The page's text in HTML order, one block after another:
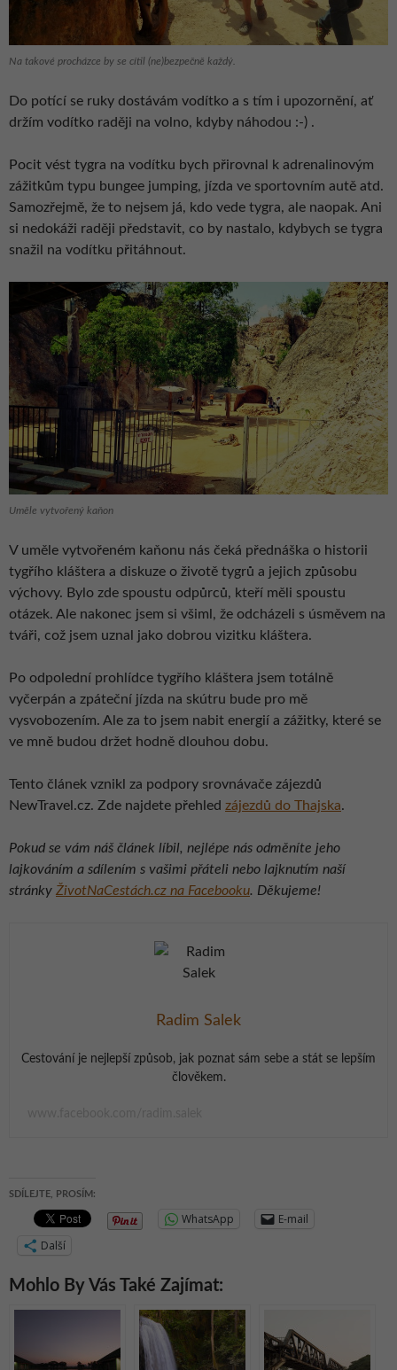
Na takové procházce by se cítil (ne)bezpečně každý.
Do potící se ruky dostávám vodítko a s tím i upozornění, ať
držím vodítko raději na volno, kdyby náhodou :-) .
Pocit vést tygra na vodítku bych přirovnal k adrenalinovým
zážitkům typu bungee jumping, jízda ve sportovním autě atd.
Samozřejmě, že to nejsem já, kdo vede tygra, ale naopak. Ani
si nedokáži raději představit, co by nastalo, kdybych se tygra
snažil na vodítku přitáhnout.
Uměle vytvořený kaňon
V uměle vytvořeném kaňonu nás čeká přednáška o historii
tygřího kláštera a diskuze o životě tygrů a jejich způsobu
výchovy. Bylo zde spoustu odpůrců, kteří měli spoustu
otázek. Ale nakonec jsem si všiml, že odcházeli s úsměvem na
tváři, což jsem uznal jako dobrou vizitku kláštera.
Po odpolední prohlídce tygřího kláštera jsem totálně
vyčerpán a zpáteční jízda na skútru bude pro mě
vysvobozením. Ale za to jsem nabit energií a zážitky, které se
ve mně budou držet hodně dlouhou dobu.
Tento článek vznikl za podpory srovnávače zájezdů
NewTravel.cz. Zde najdete přehled zájezdů do Thajska.
Pokud se vám náš článek líbil, nejlépe nás odměníte jeho
lajkováním a sdílením s vašimi přáteli nebo lajknutím naší
stránky ŽivotNaCestách.cz na Facebooku. Děkujeme!
Radim Salek
Cestování je nejlepší způsob, jak poznat sám sebe a stát se lepším
člověkem.
SDÍLEJTE, PROSÍM:
WhatsApp
E-mail
Další
Mohlo By Vás Také Zajímat: